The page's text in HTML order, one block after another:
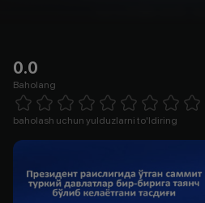
0.0
Baholang
1 Star 2 Stars 3 Stars 4 Stars5 Stars 6 Stars7 Stars8 Stars
baholash uchun yulduzlarni to'ldiring